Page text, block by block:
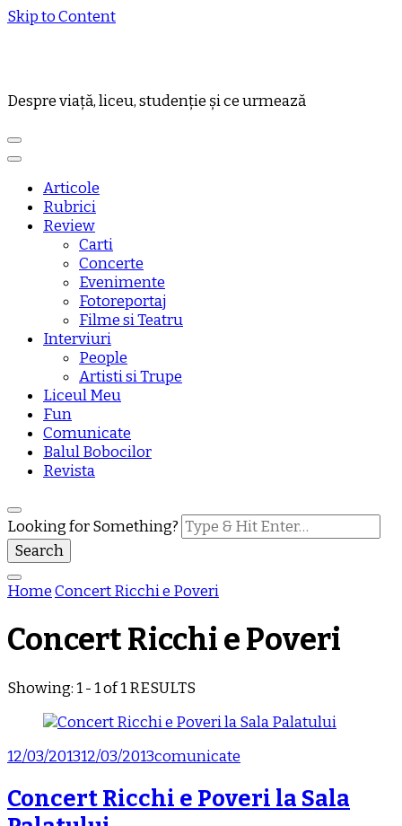
Skip to Content
Despre viață, liceu, studenție și ce urmează
Articole
Rubrici
Review
Carti
Concerte
Evenimente
Fotoreportaj
Filme si Teatru
Interviuri
People
Artisti si Trupe
Liceul Meu
Fun
Comunicate
Balul Bobocilor
Revista
Looking for Something?
HomeConcert Ricchi e Poveri
Concert Ricchi e Poveri
Showing: 1 - 1 of 1 RESULTS
12/03/201312/03/2013comunicate
Concert Ricchi e Poveri la Sala